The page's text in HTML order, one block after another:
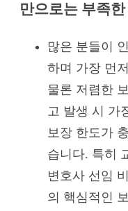
만으로는 부족
많은 분들이
하며 가장 먼
물론 저렴한
고 발생 시 가
보장 한도가
습니다. 특히
변호사 선임
의 핵심적인